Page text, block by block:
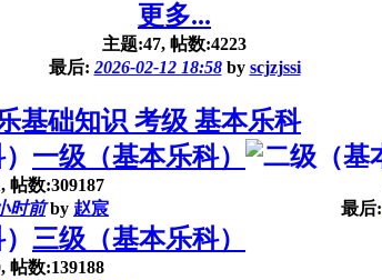
更多...
主题:47, 帖数:4223
最后: 2026-02-12 18:58by scjzjssi
基础知识 考级 基本乐科
一级（基本乐科）
帖数:309187
时前by 赵宸
最后:
三级（基本乐科）
帖数:139188